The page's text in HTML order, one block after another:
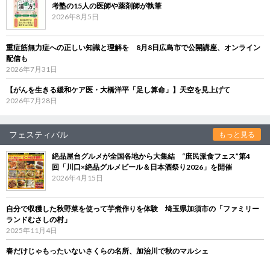
考塾の15人の医師や薬剤師が執筆
2026年8月5日
重症筋無力症への正しい知識と理解を 8月8日広島市で公開講座、オンライン
配信も
2026年7月31日
【がんを生きる緩和ケア医・大橋洋平「足し算命」】天空を見上げて
2026年7月28日
フェスティバル もっと見る
絶品屋台グルメが全国各地から大集結 “庶民派食フェス”第4
回「川口×絶品グルメビール＆日本酒祭り2026」を開催
2026年4月15日
自分で収穫した秋野菜を使って芋煮作りを体験 埼玉県加須市の「ファミリー
ランドむさしの村」
2025年11月4日
春だけじゃもったいないさくらの名所、加治川で秋のマルシェ